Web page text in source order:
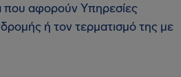
που αφορούν Υπηρεσίες
ή τον τερματισμό της με